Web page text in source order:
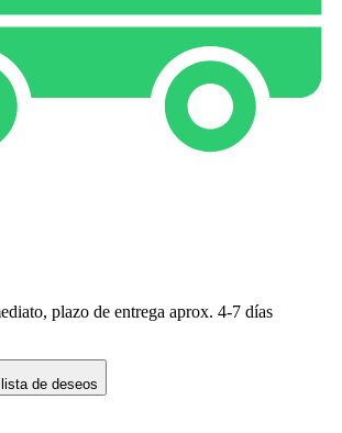
plazo de entrega aprox. 4-7 días
de deseos